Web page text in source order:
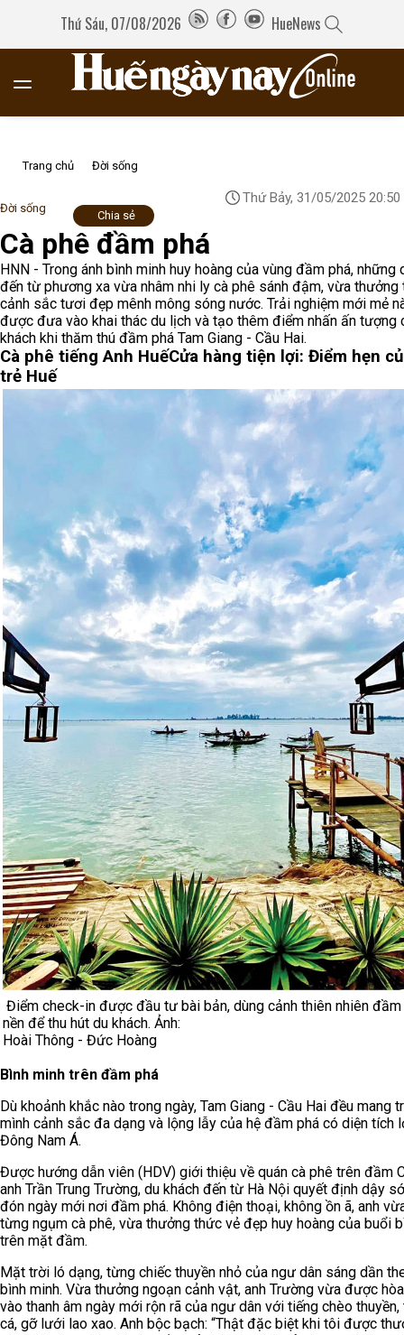
Thứ Sáu, 07/08/2026 HueNews
Trang chủ Đời sống
Đời sống
Thứ Bảy, 31/05/2025 20:50
Chia sẻ
Cà phê đầm phá
HNN - Trong ánh bình minh huy hoàng của vùng đầm phá, những
đến từ phương xa vừa nhâm nhi ly cà phê sánh đậm, vừa thưởng
cảnh sắc tươi đẹp mênh mông sóng nước. Trải nghiệm mới mẻ
được đưa vào khai thác du lịch và tạo thêm điểm nhấn ấn tượng
khách khi thăm thú đầm phá Tam Giang - Cầu Hai.
Cà phê tiếng Anh HuếCửa hàng tiện lợi: Điểm hẹn
trẻ Huế
Điểm check-in được đầu tư bài bản, dùng cảnh thiên nhiên đầm
nền để thu hút du khách. Ảnh:
Hoài Thông - Đức Hoàng
Bình minh trên đầm phá
Dù khoảnh khắc nào trong ngày, Tam Giang - Cầu Hai đều mang
mình cảnh sắc đa dạng và lộng lẫy của hệ đầm phá có diện tích
Đông Nam Á.
Được hướng dẫn viên (HDV) giới thiệu về quán cà phê trên đầm
anh Trần Trung Trường, du khách đến từ Hà Nội quyết định dậy
đón ngày mới nơi đầm phá. Không điện thoại, không ồn ã, anh
từng ngụm cà phê, vừa thưởng thức vẻ đẹp huy hoàng của buổi
trên mặt đầm.
Mặt trời ló dạng, từng chiếc thuyền nhỏ của ngư dân sáng dần
bình minh. Vừa thưởng ngoạn cảnh vật, anh Trường vừa được
vào thanh âm ngày mới rộn rã của ngư dân với tiếng chèo
cá, gỡ lưới lao xao. Anh bộc bạch: “Thật đặc biệt khi tôi được